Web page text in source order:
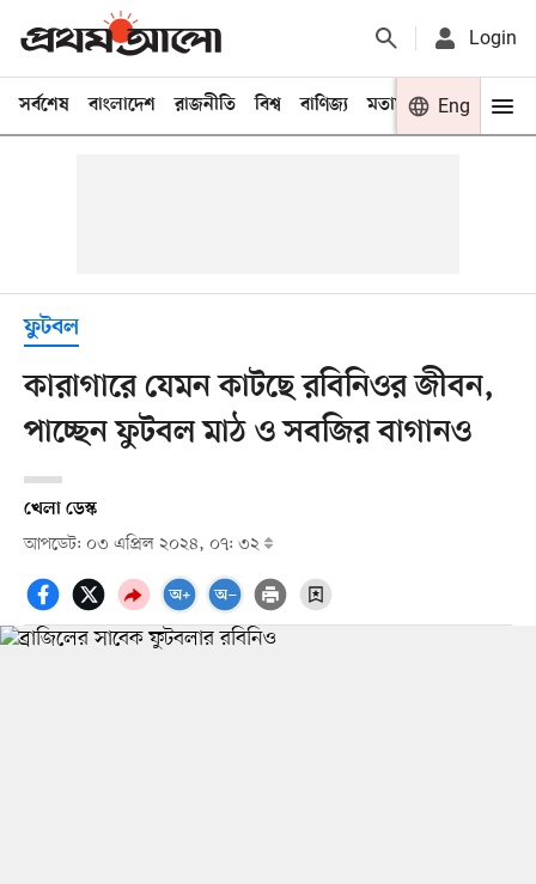
Login
সর্বশেষ বাংলাদেশ রাজনীতি বিশ্ব বাণিজ্য মতামত খেলা
Eng
ফুটবল
কারাগারে যেমন কাটছে রবিনিওর জীবন,
পাচ্ছেন ফুটবল মাঠ ও সবজির বাগানও
খেলা ডেস্ক
আপডেট: ০৩ এপ্রিল ২০২৪, ০৭: ৩২